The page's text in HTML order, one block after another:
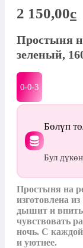
2 150,00c
Простыня
зеленый,
0-0-3
Бөлүп
Бул
Простыня на
изготовлена
дышит и
чувствовать
ночь. С
и уютнее.